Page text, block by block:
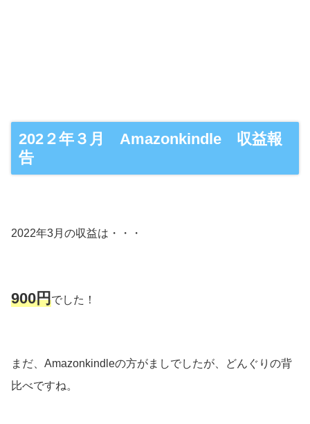
202２年３月 Amazonkindle 収益報
告
2022年3月の収益は・・・
900円でした！
まだ、Amazonkindleの方がましでしたが、どんぐりの背
比べですね。